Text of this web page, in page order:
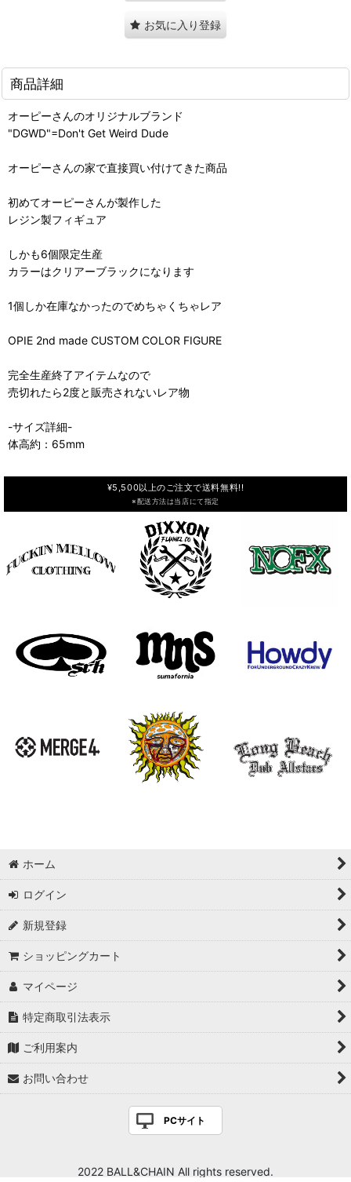
お気に入り登録
商品詳細
オーピーさんのオリジナルブランド
"DGWD"=Don't Get Weird Dude
オーピーさんの家で直接買い付けてきた商品
初めてオーピーさんが製作した
レジン製フィギュア
しかも6個限定生産
カラーはクリアーブラックになります
1個しか在庫なかったのでめちゃくちゃレア
OPIE 2nd made CUSTOM COLOR FIGURE
完全生産終了アイテムなので
売切れたら2度と販売されないレア物
-サイズ詳細-
体高約：65mm
¥5,500以上のご注文で送料無料!!
※配送方法は当店にて指定
ホーム
ログイン
新規登録
ショッピングカート
マイページ
特定商取引法表示
ご利用案内
お問い合わせ
PCサイト
2022 BALL&CHAIN All rights reserved.